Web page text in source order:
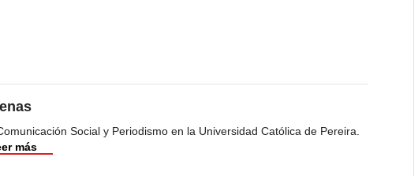
Social y Periodismo en la Universidad Católica de Pereira.
más